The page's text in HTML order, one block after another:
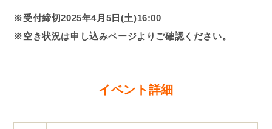
※受付締切2025年4月5日(土)16:00
※空き状況は申し込みページよりご確認ください。
イベント詳細